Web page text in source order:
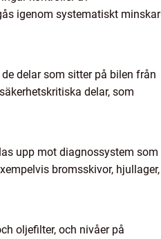
igenom systematiskt minskar
delar som sitter på bilen från
delar, som
upp mot diagnossystem som
bromsskivor, hjullager,
oljefilter, och nivåer på